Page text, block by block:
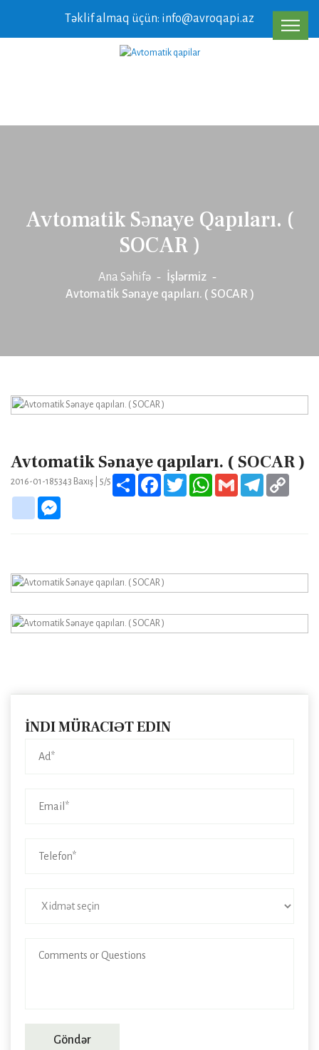
Təklif almaq üçün: info@avroqapi.az
Avtomatik Sənaye Qapıları. (
SOCAR )
Ana Səhifə
İşlərmiz
Avtomatik Sənaye qapıları. ( SOCAR )
Avtomatik Sənaye qapıları. ( SOCAR )
2016-01-185343 Baxış | 5/5 Share FacebookTwitter WhatsApp
Gmail Telegram
google_bookmarks
İNDI MÜRACIƏT EDIN
Göndər